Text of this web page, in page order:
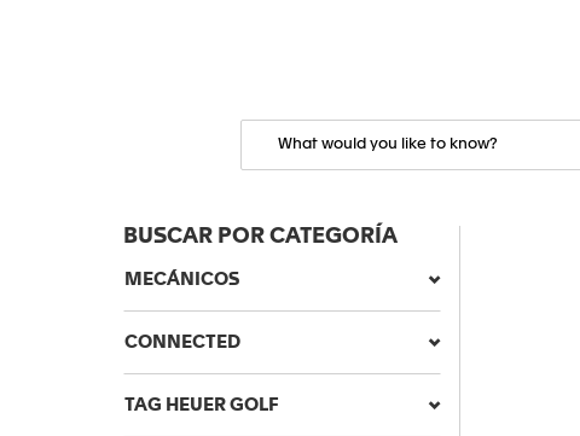
BUSCAR POR CATEGORÍA
MECÁNICOS
CONNECTED
TAG HEUER GOLF